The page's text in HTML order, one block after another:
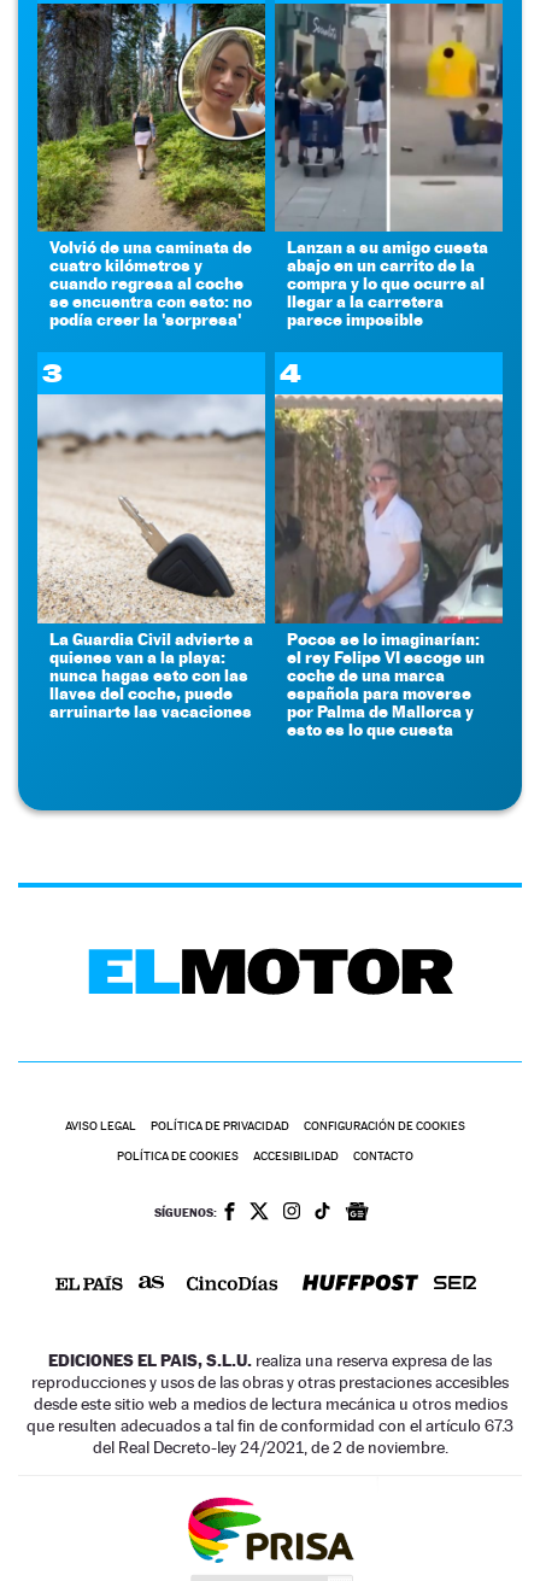
Volvió de una caminata de
cuatro kilómetros y
cuando regresa al coche
se encuentra con esto: no
podía creer la 'sorpresa'
Lanzan a su amigo cuesta
abajo en un carrito de la
compra y lo que ocurre al
llegar a la carretera
parece imposible
3
La Guardia Civil advierte a
quienes van a la playa:
nunca hagas esto con las
llaves del coche, puede
arruinarte las vacaciones
4
Pocos se lo imaginarían:
el rey Felipe VI escoge un
coche de una marca
española para moverse
por Palma de Mallorca y
esto es lo que cuesta
AVISO LEGAL POLÍTICA DE PRIVACIDAD CONFIGURACIÓN DE COOKIES
POLÍTICA DE COOKIES ACCESIBILIDAD CONTACTO
SÍGUENOS:
EDICIONES EL PAIS, S.L.U. realiza una reserva expresa de las
reproducciones y usos de las obras y otras prestaciones accesibles
desde este sitio web a medios de lectura mecánica u otros medios
que resulten adecuados a tal fin de conformidad con el artículo 67.3
del Real Decreto-ley 24/2021, de 2 de noviembre.